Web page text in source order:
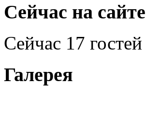
Сейчас на сайте
Сейчас 17
Галерея